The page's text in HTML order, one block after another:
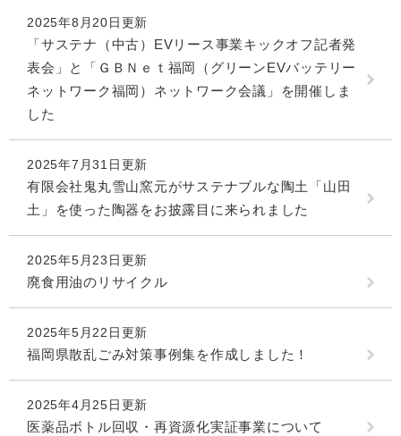
2025年8月20日更新
「サステナ（中古）EVリース事業キックオフ記者発
表会」と「ＧＢＮｅｔ福岡（グリーンEVバッテリー
ネットワーク福岡）ネットワーク会議」を開催しま
した
2025年7月31日更新
有限会社鬼丸雪山窯元がサステナブルな陶土「山田
土」を使った陶器をお披露目に来られました
2025年5月23日更新
廃食用油のリサイクル
2025年5月22日更新
福岡県散乱ごみ対策事例集を作成しました！
2025年4月25日更新
医薬品ボトル回収・再資源化実証事業について